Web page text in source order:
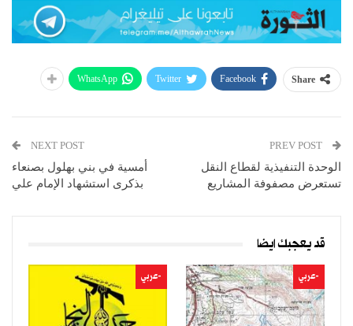
Share
Facebook
Twitter
WhatsApp
الوحدة التنفيذية لقطاع النقل
تستعرض مصفوفة المشاريع
NEXT POST
أمسية في بني بهلول بصنعاء
بذكرى استشهاد الإمام علي
قد يعجبك ايضا
-عربي -عربي